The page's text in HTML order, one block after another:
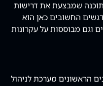
שמבצעת את דרישות
החשובים כאן הוא
וגם מבוססות על עקרונות
הראשונים מערכת לניהול